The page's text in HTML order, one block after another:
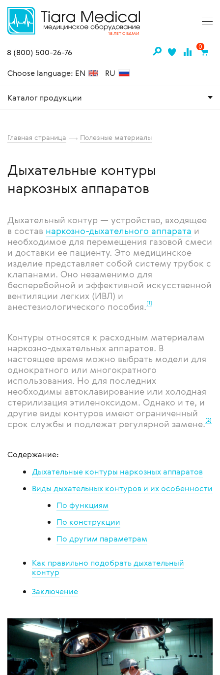
18 ЛЕТ С ВАМИ
8 (800) 500-26-76
0
Choose language: EN RU
Каталог продукции
Главная страница Полезные материалы
Дыхательные контуры
наркозных аппаратов
Дыхательный контур — устройство, входящее
в состав наркозно-дыхательного аппарата и
необходимое для перемещения газовой смеси
и доставки ее пациенту. Это медицинское
изделие представляет собой систему трубок с
клапанами. Оно незаменимо для
бесперебойной и эффективной искусственной
вентиляции легких (ИВЛ) и
анестезиологического пособия.[1]
Контуры относятся к расходным материалам
наркозно-дыхательных аппаратов. В
настоящее время можно выбрать модели для
однократного или многократного
использования. Но для последних
необходимы автоклавирование или холодная
стерилизация этиленоксидом. Однако и те, и
другие виды контуров имеют ограниченный
срок службы и подлежат регулярной замене.[2]
Содержание:
Дыхательные контуры наркозных аппаратов
Виды дыхательных контуров и их особенности
По функциям
По конструкции
По другим параметрам
Как правильно подобрать дыхательный
контур
Заключение